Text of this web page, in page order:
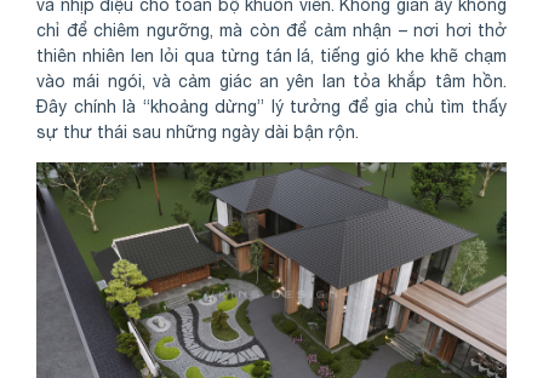
và nhịp điệu cho toàn bộ khuôn viên. Không gian ấy không
chỉ để chiêm ngưỡng, mà còn để cảm nhận – nơi hơi thở
thiên nhiên len lỏi qua từng tán lá, tiếng gió khe khẽ chạm
vào mái ngói, và cảm giác an yên lan tỏa khắp tâm hồn.
Đây chính là “khoảng dừng” lý tưởng để gia chủ tìm thấy
sự thư thái sau những ngày dài bận rộn.